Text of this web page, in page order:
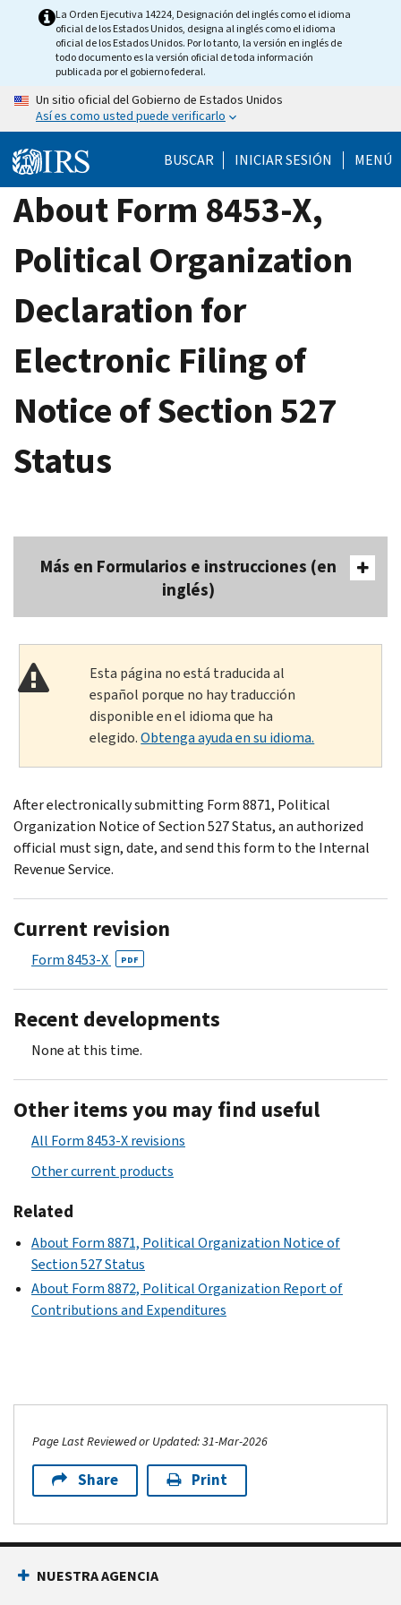
La Orden Ejecutiva 14224, Designación del inglés como el idioma
oficial de los Estados Unidos, designa al inglés como el idioma
oficial de los Estados Unidos. Por lo tanto, la versión en inglés de
todo documento es la versión oficial de toda información
publicada por el gobierno federal.
Un sitio oficial del Gobierno de Estados Unidos
Así es como usted puede verificarlo
BUSCAR INICIAR SESIÓN MENÚ
About Form 8453-X,
Political Organization
Declaration for
Electronic Filing of
Notice of Section 527
Status
Más en Formularios e instrucciones (en
inglés)
Esta página no está traducida al
español porque no hay traducción
disponible en el idioma que ha
elegido.Obtenga ayuda en su idioma.
After electronically submitting Form 8871, Political
Organization Notice of Section 527 Status, an authorized
official must sign, date, and send this form to the Internal
Revenue Service.
Current revision
Form 8453-X PDF
Recent developments
None at this time.
Other items you may find useful
All Form 8453-X revisions
Other current products
Related
About Form 8871, Political Organization Notice of
Section 527 Status
About Form 8872, Political Organization Report of
Contributions and Expenditures
Page Last Reviewed or Updated: 31-Mar-2026
Share Print
NUESTRA AGENCIA